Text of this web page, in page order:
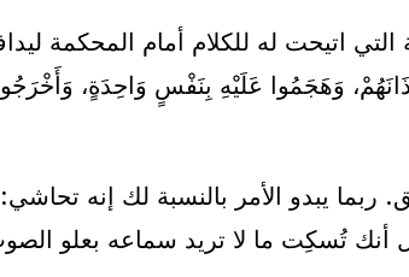
اتيحت له للكلام أمام المحكمة
وَهَجَمُوا عَلَيْهِ بِنَفْسٍ وَاحِدَةٍ،
يبدو الأمر بالنسبة لك إنه
أنك تُسكِت ما لا تريد سماعه بعلو